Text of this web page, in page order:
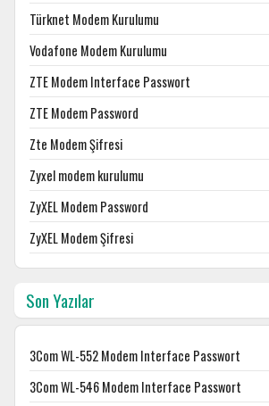
Türknet Modem Kurulumu
Vodafone Modem Kurulumu
ZTE Modem Interface Passwort
ZTE Modem Password
Zte Modem Şifresi
Zyxel modem kurulumu
ZyXEL Modem Password
ZyXEL Modem Şifresi
Son Yazılar
3Com WL-552 Modem Interface Passwort
3Com WL-546 Modem Interface Passwort